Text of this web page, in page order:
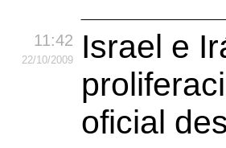
11:42
22/10/2009
Israel e
oficial